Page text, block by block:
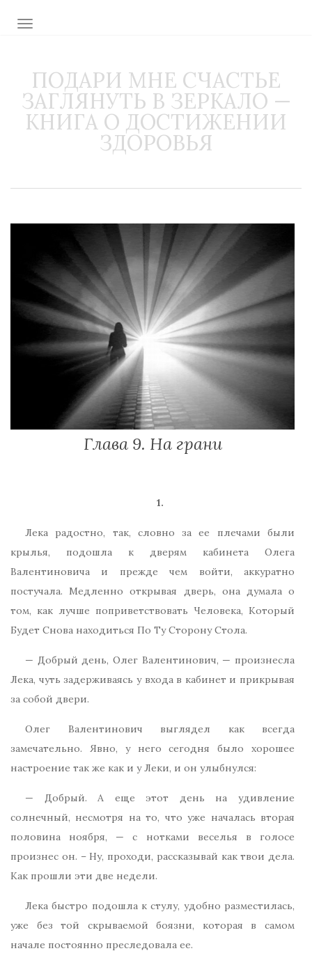
TOGGLE NAVIGATION
ПОДАРИ МНЕ СЧАСТЬЕ
ЗАГЛЯНУТЬ В ЗЕРКАЛО —
КНИГА О ДОСТИЖЕНИИ
ЗДОРОВЬЯ
Глава 9. На грани
1.
Лека радостно, так, словно за ее плечами были
крылья, подошла к дверям кабинета Олега
Валентиновича и прежде чем войти, аккуратно
постучала. Медленно открывая дверь, она думала о
том, как лучше поприветствовать Человека, Который
Будет Снова находиться По Ту Сторону Стола.
— Добрый день, Олег Валентинович, — произнесла
Лека, чуть задерживаясь у входа в кабинет и прикрывая
за собой двери.
Олег Валентинович выглядел как всегда
замечательно. Явно, у него сегодня было хорошее
настроение так же как и у Леки, и он улыбнулся:
— Добрый. А еще этот день на удивление
солнечный, несмотря на то, что уже началась вторая
половина ноября, — с нотками веселья в голосе
произнес он. – Ну, проходи, рассказывай как твои дела.
Как прошли эти две недели.
Лека быстро подошла к стулу, удобно разместилась,
уже без той скрываемой боязни, которая в самом
начале постоянно преследовала ее.